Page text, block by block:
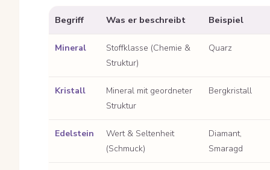
Begriff Was er beschreibt Beispiel
Mineral
Stoffklasse (Chemie &
Struktur)
Quarz
Kristall
Mineral mit geordneter
Struktur
Bergkristall
Edelstein
Wert & Seltenheit
(Schmuck)
Diamant,
Smaragd